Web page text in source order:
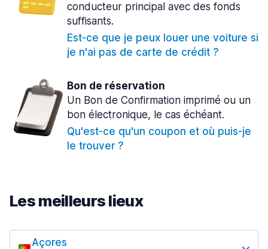
conducteur principal avec des fonds
suffisants.
Est-ce que je peux louer une voiture si
je n'ai pas de carte de crédit ?
Bon de réservation
Un Bon de Confirmation imprimé ou un
bon électronique, le cas échéant.
Qu'est-ce qu'un coupon et où puis-je
le trouver ?
Les meilleurs lieux
Açores